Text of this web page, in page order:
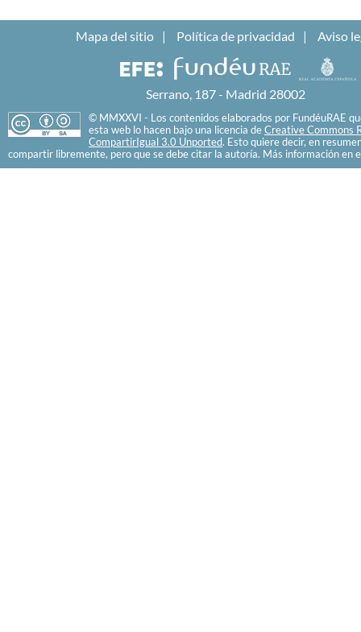
Mapa del sitio Política de privacidad Aviso
Serrano, 187 - Madrid 28002
© MMXXVI - Los contenidos elaborados por FundéuRAE
esta web lo hacen bajo una licencia de Creative Commons
CompartirIgual 3.0 Unported. Esto quiere decir, en
compartir libremente, pero que se debe citar la autoría. Más información en